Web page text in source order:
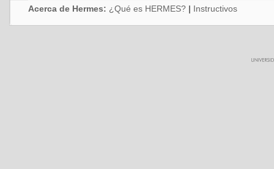
Acerca de Hermes: ¿Qué es HERMES? | Instructivos